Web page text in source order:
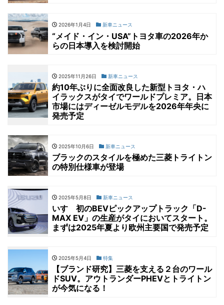
2026年1月4日 新車ニュース
“メイド・イン・USA”トヨタ車の2026年か
らの日本導入を検討開始
2025年11月26日 新車ニュース
約10年ぶりに全面改良した新型トヨタ・ハ
イラックスがタイでワールドプレミア。日本
市場にはディーゼルモデルを2026年年央に
発売予定
2025年10月6日 新車ニュース
ブラックのスタイルを極めた三菱トライトン
の特別仕様車が登場
2025年5月8日 新車ニュース
いすゞ初のBEVピックアップトラック「D-
MAX EV」の生産がタイにおいてスタート。
まずは2025年夏より欧州主要国で発売予定
2025年5月4日 特集
【ブランド研究】三菱を支える２台のワール
ドSUV。アウトランダーPHEVとトライトン
が今気になる！